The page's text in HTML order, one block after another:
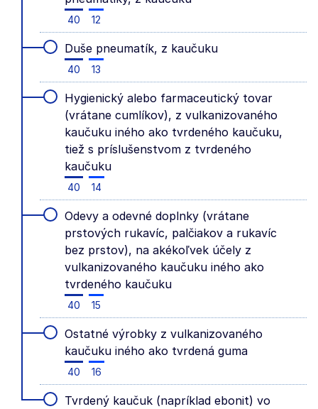
40 12
Duše pneumatík, z kaučuku
40 13
Hygienický alebo farmaceutický tovar
(vrátane cumlíkov), z vulkanizovaného
kaučuku iného ako tvrdeného kaučuku,
tiež s príslušenstvom z tvrdeného
kaučuku
40 14
Odevy a odevné doplnky (vrátane
prstových rukavíc, palčiakov a rukavíc
bez prstov), na akékoľvek účely z
vulkanizovaného kaučuku iného ako
tvrdeného kaučuku
40 15
Ostatné výrobky z vulkanizovaného
kaučuku iného ako tvrdená guma
40 16
Tvrdený kaučuk (napríklad ebonit) vo